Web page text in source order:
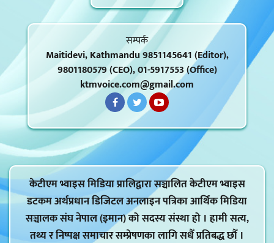
सम्पर्क
Maitidevi, Kathmandu 9851145641 (Editor),
9801180579 (CEO), 01-5917553 (Office)
ktmvoice.com@gmail.com
केटीएम भ्वाइस मिडिया प्रालिद्वारा सञ्चालित केटीएम भ्वाइस
डटकम अर्थप्रधान डिजिटल अनलाइन पत्रिका आर्थिक मिडिया
सञ्चालक संघ नेपाल (इमान) को सदस्य संस्था हो । हामी सत्य,
तथ्य र निष्पक्ष समाचार सम्प्रेषणका लागि सधैँ प्रतिबद्ध छौँ ।